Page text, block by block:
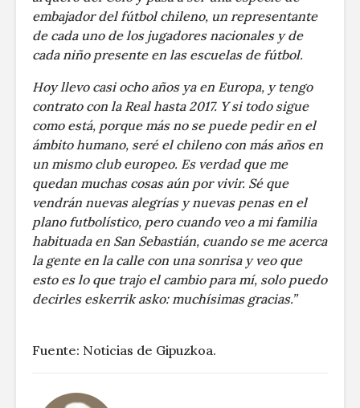
embajador del fútbol chileno, un representante
de cada uno de los jugadores nacionales y de
cada niño presente en las escuelas de fútbol.
Hoy llevo casi ocho años ya en Europa, y tengo
contrato con la Real hasta 2017. Y si todo sigue
como está, porque más no se puede pedir en el
ámbito humano, seré el chileno con más años en
un mismo club europeo. Es verdad que me
quedan muchas cosas aún por vivir. Sé que
vendrán nuevas alegrías y nuevas penas en el
plano futbolístico, pero cuando veo a mi familia
habituada en San Sebastián, cuando se me acerca
la gente en la calle con una sonrisa y veo que
esto es lo que trajo el cambio para mí, solo puedo
decirles eskerrik asko: muchísimas gracias.”
Fuente: Noticias de Gipuzkoa.